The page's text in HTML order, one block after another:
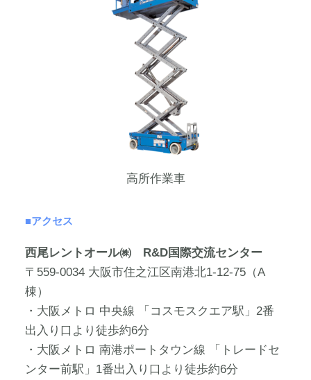
高所作業車
■アクセス
西尾レントオール㈱ R&D国際交流センター
〒559-0034 大阪市住之江区南港北1-12-75（A
棟）
・大阪メトロ 中央線 「コスモスクエア駅」2番
出入り口より徒歩約6分
・大阪メトロ 南港ポートタウン線 「トレードセ
ンター前駅」1番出入り口より徒歩約6分